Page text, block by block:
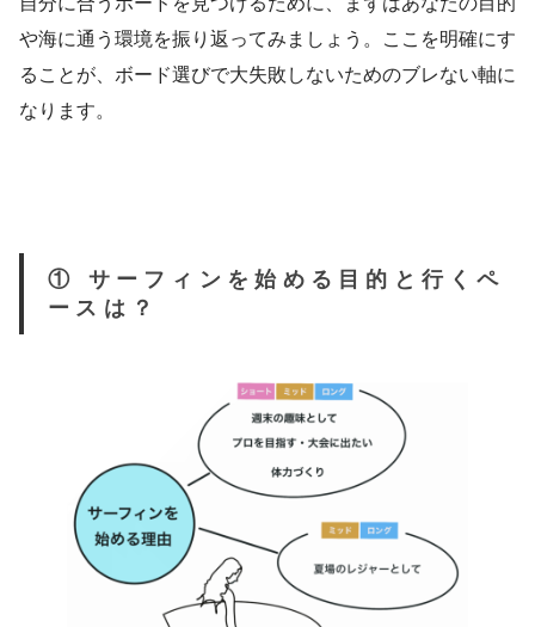
や海に通う環境を振り返ってみましょう。ここを明確にす
ることが、ボード選びで大失敗しないためのブレない軸に
なります。
① サーフィンを始める目的と行くペ
ースは？